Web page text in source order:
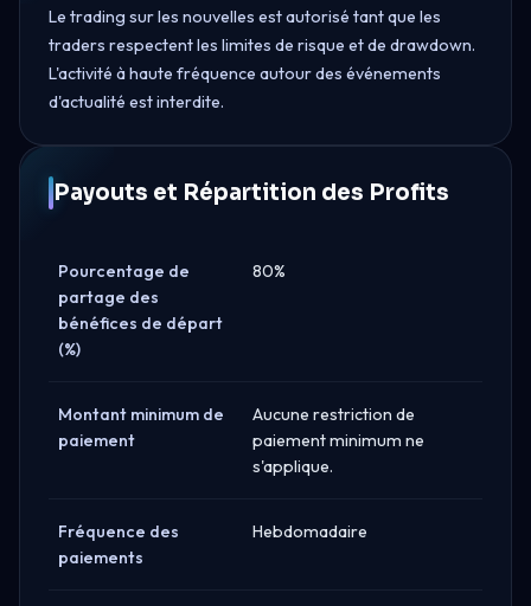
Le trading sur les nouvelles est autorisé tant que les
traders respectent les limites de risque et de drawdown.
L'activité à haute fréquence autour des événements
d'actualité est interdite.
Payouts et Répartition des Profits
Pourcentage de
partage des
bénéfices de départ
(%)
80%
Montant minimum de
paiement
Aucune restriction de
paiement minimum ne
s'applique.
Fréquence des
paiements
Hebdomadaire